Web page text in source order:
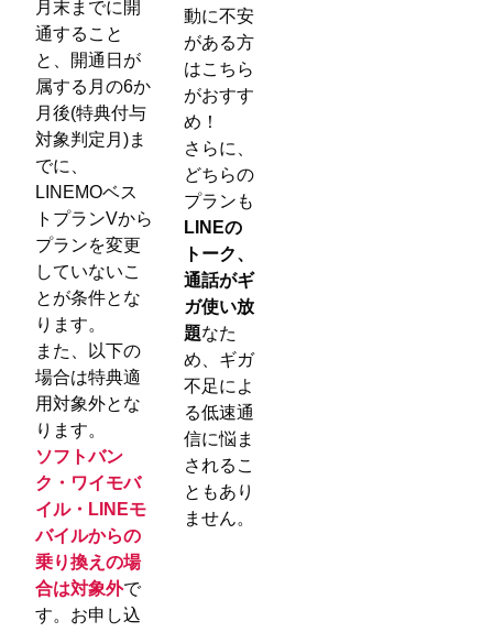
月末までに開
通すること
と、開通日が
属する月の6か
月後(特典付与
対象判定月)ま
でに、
LINEMOベス
トプランVから
プランを変更
していないこ
とが条件とな
ります。
また、以下の
場合は特典適
用対象外とな
ります。
ソフトバン
ク・ワイモバ
イル・LINEモ
バイルからの
乗り換えの場
合は対象外で
す。お申し込
動に不安
がある方
はこちら
がおすす
め！
さらに、
どちらの
プランも
LINEの
トーク、
通話がギ
ガ使い放
題なた
め、ギガ
不足によ
る低速通
信に悩ま
されるこ
ともあり
ません。